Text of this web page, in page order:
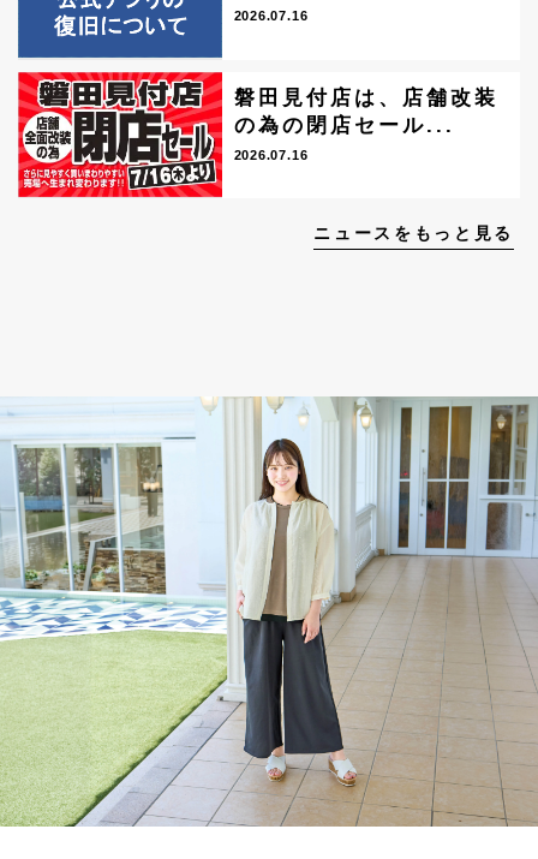
2026.07.16
磐田見付店は、店舗改装
の為の閉店セール...
2026.07.16
ニュースをもっと見る